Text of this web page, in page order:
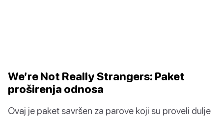
We’re Not Really Strangers: Paket
proširenja odnosa
Ovaj je paket savršen za parove koji su proveli dulje